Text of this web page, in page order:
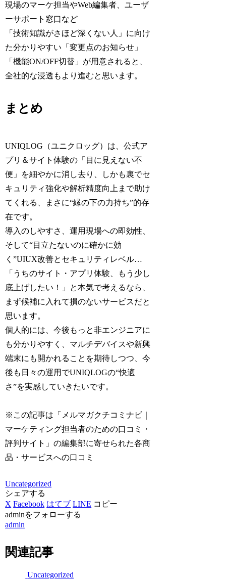
現場のマーケ担当やWeb編集者、ユーザ
ーサポート窓口など
「技術知識がさほど深くない人」に向け
た分かりやすい「変更点のお知らせ」
「機能ON/OFF切替」が用意されると、
全社的な浸透もより進むと思います。
まとめ
UNIQLOG（ユニクロッグ）は、公式ア
プリ＆サイト体験の「目に見えない不
便」を細やかに消し去り、しかも裏でセ
キュリティ強化や解析精度向上まで助け
てくれる、まさに“縁の下の力持ち”的存
在です。
導入のしやすさ、運用現場への即効性、
そして“目立たないのに確かに効
く”UIUX改善とセキュリティレベル…
「うちのサイト・アプリ体験、もう少し
底上げしたい！」と本気で考えるなら、
まず候補に入れて損のないサービスだと
思います。
個人的には、今後もっと非エンジニアに
も分かりやすく、マルチデバイスや新興
端末にも開かれることを期待しつつ、今
後も日々の運用でUNIQLOGの“快適
さ”を実感していきたいです。
※この記事は「メルマガクチコミナビ｜
マーケティング担当者のための口コミ・
評判サイト」の編集部に寄せられた各商
品・サービスへの口コミ
Uncategorized
シェアする
X Facebook はてブ LINE コピー
adminをフォローする
admin
関連記事
Uncategorized